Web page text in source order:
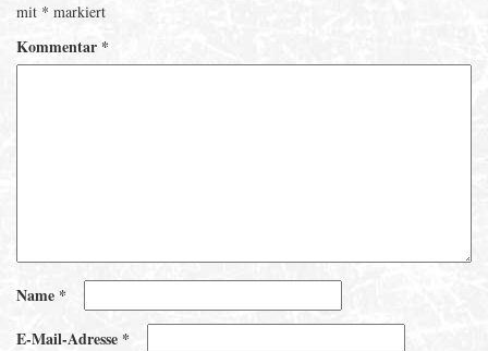
mit * markiert
Kommentar *
Name *
E-Mail-Adresse *